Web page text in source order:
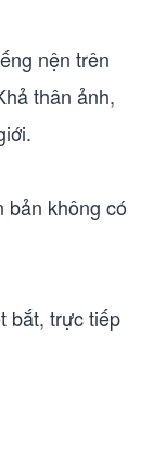
nện trên
thân ảnh,
bản không có
bắt, trực tiếp